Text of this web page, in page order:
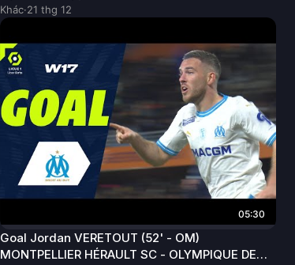
Khác·21 thg 12
05:30
Goal Jordan VERETOUT (52' - OM)
MONTPELLIER HÉRAULT SC - OLYMPIQUE DE